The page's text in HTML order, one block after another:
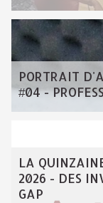
PORTRAIT
#04 -
LA
2026 - DES
GAP